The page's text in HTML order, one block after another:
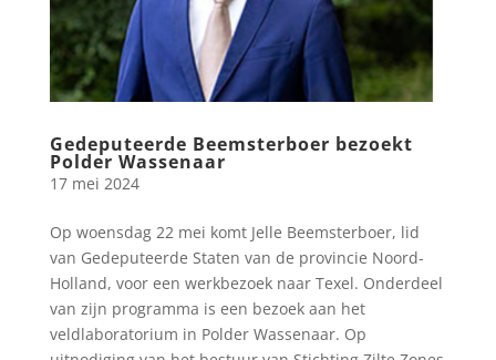
Gedeputeerde Beemsterboer bezoekt
Polder Wassenaar
17 mei 2024
Op woensdag 22 mei komt Jelle Beemsterboer, lid
van Gedeputeerde Staten van de provincie Noord-
Holland, voor een werkbezoek naar Texel. Onderdeel
van zijn programma is een bezoek aan het
veldlaboratorium in Polder Wassenaar. Op